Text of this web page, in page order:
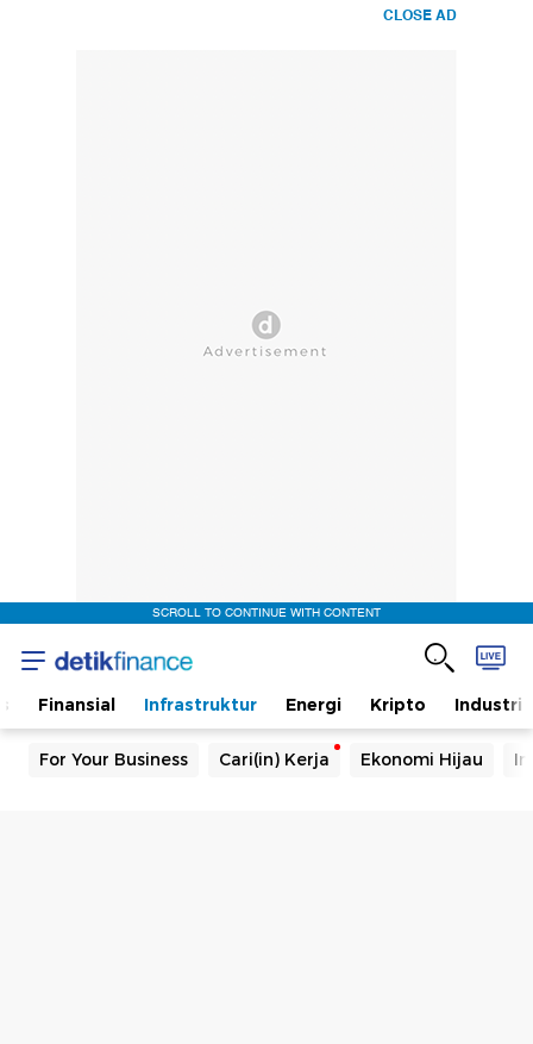
CLOSE AD
SCROLL TO CONTINUE WITH CONTENT
Finansial Infrastruktur Energi Kripto Industri
For Your Business Cari(in) Kerja Ekonomi Hijau